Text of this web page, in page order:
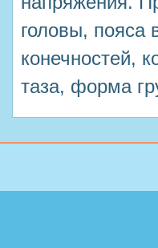
головы, пояса
конечностей,
таза, форма